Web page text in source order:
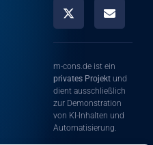
m-cons.de ist ein
privates Projekt und
dient ausschließlich
zur Demonstration
von KI-Inhalten und
Automatisierung.